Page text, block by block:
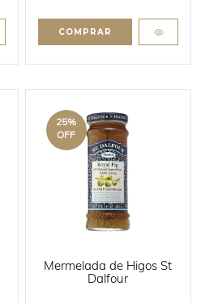
25%
OFF
Mermelada de Higos St
Dalfour